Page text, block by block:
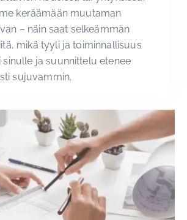
keräämään muutaman
– näin saat selkeämmän
mikä tyyli ja toiminnallisuus
ja suunnittelu etenee
sujuvammin.